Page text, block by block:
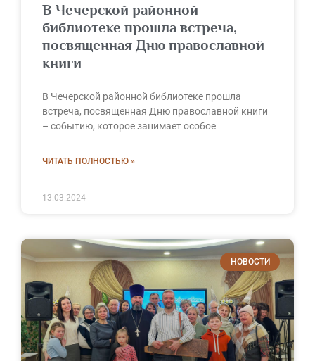
В Чечерской районной
библиотеке прошла встреча,
посвященная Дню православной
книги
В Чечерской районной библиотеке прошла
встреча, посвященная Дню православной книги
– событию, которое занимает особое
ЧИТАТЬ ПОЛНОСТЬЮ »
13.03.2024
НОВОСТИ